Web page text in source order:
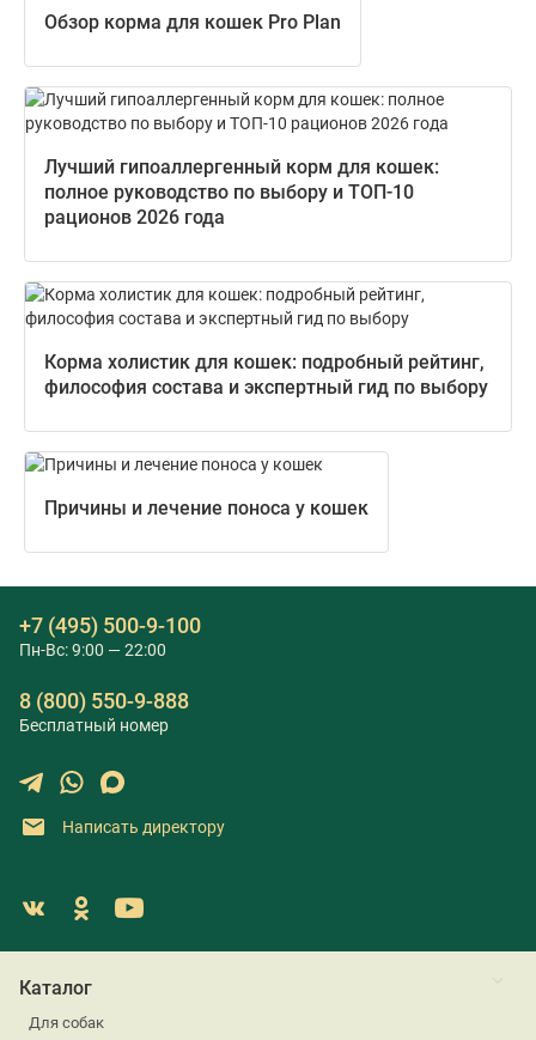
Обзор корма для кошек Pro Plan
Лучший гипоаллергенный корм для кошек:
полное руководство по выбору и ТОП-10
рационов 2026 года
Корма холистик для кошек: подробный рейтинг,
философия состава и экспертный гид по выбору
Причины и лечение поноса у кошек
+7 (495) 500-9-100
Пн-Вс: 9:00 — 22:00
8 (800) 550-9-888
Бесплатный номер
Написать директору
Каталог
Для собак